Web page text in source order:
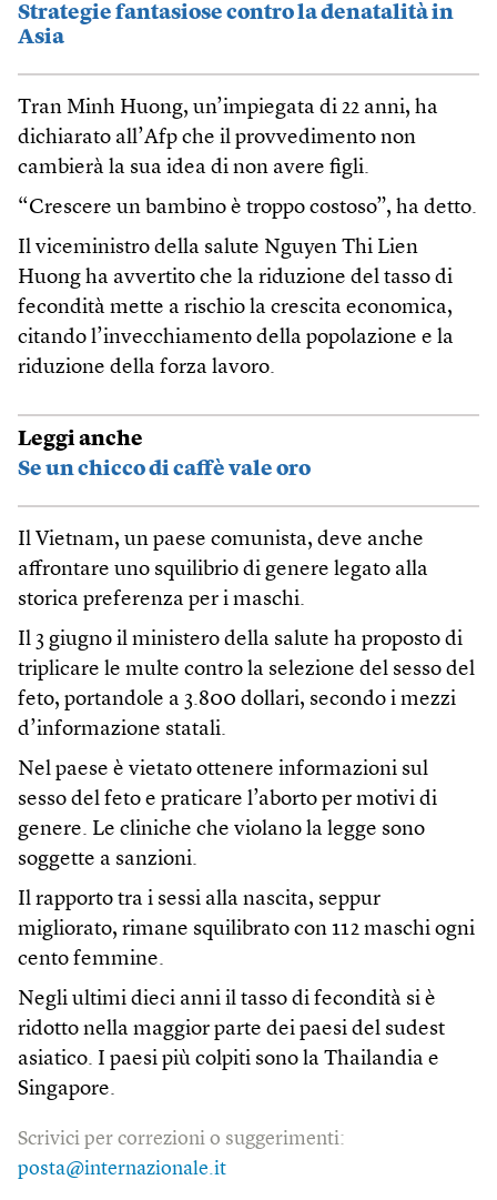
Strategie fantasiose contro la denatalità in
Asia
Tran Minh Huong, un’impiegata di 22 anni, ha
dichiarato all’Afp che il provvedimento non
cambierà la sua idea di non avere figli.
“Crescere un bambino è troppo costoso”, ha detto.
Il viceministro della salute Nguyen Thi Lien
Huong ha avvertito che la riduzione del tasso di
fecondità mette a rischio la crescita economica,
citando l’invecchiamento della popolazione e la
riduzione della forza lavoro.
Leggi anche
Se un chicco di caffè vale oro
Il Vietnam, un paese comunista, deve anche
affrontare uno squilibrio di genere legato alla
storica preferenza per i maschi.
Il 3 giugno il ministero della salute ha proposto di
triplicare le multe contro la selezione del sesso del
feto, portandole a 3.800 dollari, secondo i mezzi
d’informazione statali.
Nel paese è vietato ottenere informazioni sul
sesso del feto e praticare l’aborto per motivi di
genere. Le cliniche che violano la legge sono
soggette a sanzioni.
Il rapporto tra i sessi alla nascita, seppur
migliorato, rimane squilibrato con 112 maschi ogni
cento femmine.
Negli ultimi dieci anni il tasso di fecondità si è
ridotto nella maggior parte dei paesi del sudest
asiatico. I paesi più colpiti sono la Thailandia e
Singapore.
Scrivici per correzioni o suggerimenti:
posta@internazionale.it